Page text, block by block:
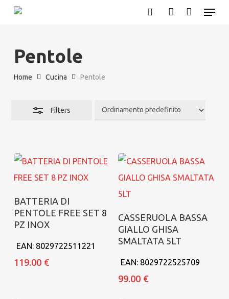
Skip
content
Menu
Pentole
Home Cucina Pentole
Filters
Aggiungi al carrello
BATTERIA DI
PENTOLE FREE SET 8
PZ INOX
EAN: 8029722511221
119.00 €
Aggiungi al carrello
CASSERUOLA BASSA
GIALLO GHISA
SMALTATA 5LT
EAN: 8029722525709
99.00 €